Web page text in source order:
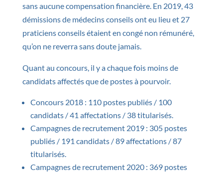
sans aucune compensation financière. En 2019, 43
démissions de médecins conseils ont eu lieu et 27
praticiens conseils étaient en congé non rémunéré,
qu’on ne reverra sans doute jamais.
Quant au concours, il y a chaque fois moins de
candidats affectés que de postes à pourvoir.
Concours 2018 : 110 postes publiés / 100
candidats / 41 affectations / 38 titularisés.
Campagnes de recrutement 2019 : 305 postes
publiés / 191 candidats / 89 affectations / 87
titularisés.
Campagnes de recrutement 2020 : 369 postes